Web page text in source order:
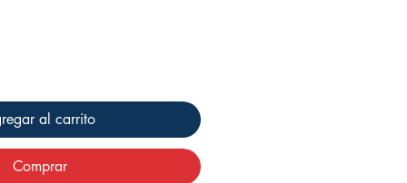
al carrito
Comprar